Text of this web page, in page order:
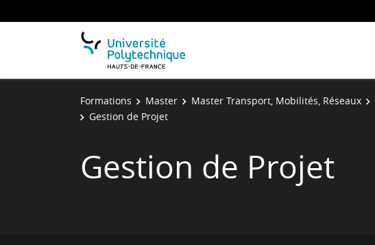
Formations Master Master Transport, Mobilités, Réseaux
Gestion de Projet
Gestion de Projet